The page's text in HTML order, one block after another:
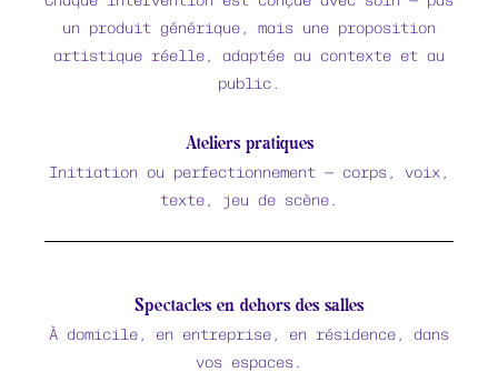
un produit générique, mais une proposition
artistique réelle, adaptée au contexte et au
public.
Ateliers pratiques
Initiation ou perfectionnement — corps, voix,
texte, jeu de scène.
Spectacles en dehors des salles
À domicile, en entreprise, en résidence, dans
vos espaces.